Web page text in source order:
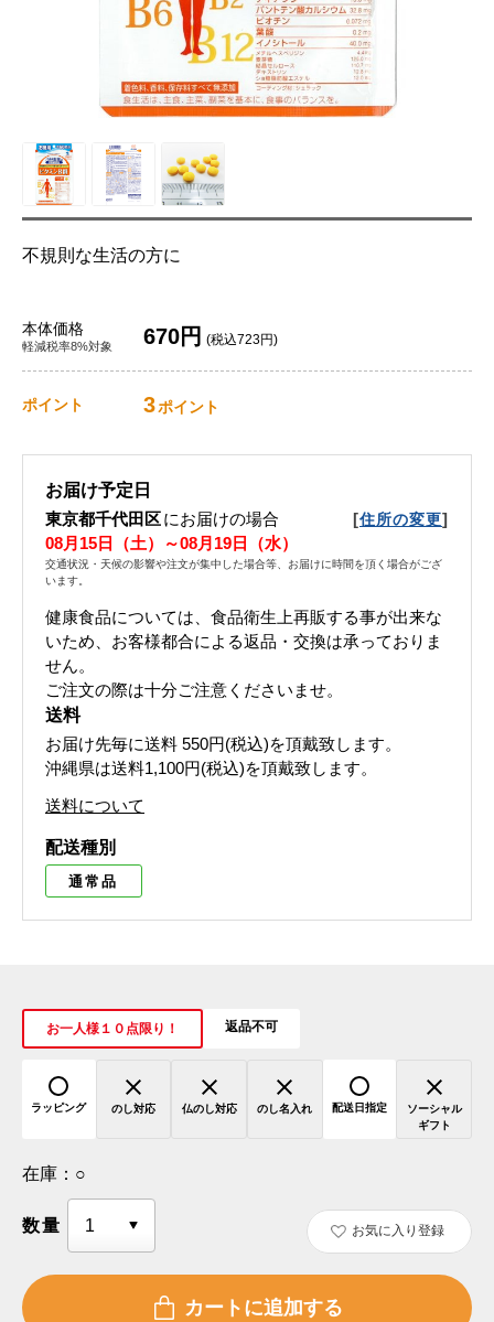
不規則な生活の方に
本体価格
軽減税率8%対象 670円 (税込723円)
ポイント 3ポイント
お届け予定日
東京都千代田区にお届けの場合 [住所の変更]
08月15日（土）～08月19日（水）
交通状況・天候の影響や注文が集中した場合等、お届けに時間を頂く場合がござ
います。
健康食品については、食品衛生上再販する事が出来な
いため、お客様都合による返品・交換は承っておりま
せん。
ご注文の際は十分ご注意くださいませ。
送料
お届け先毎に送料 550円(税込)を頂戴致します。
沖縄県は送料1,100円(税込)を頂戴致します。
送料について
配送種別
通常品
お一人様１０点限り！ 返品不可
ラッピング のし対応 仏のし対応 のし名入れ 配送日指定
ソーシャル
ギフト
在庫： ○
数量 お気に入り登録